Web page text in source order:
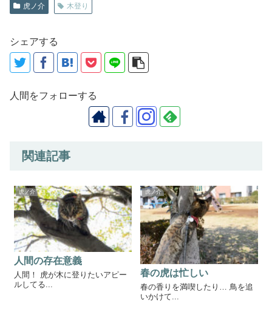
虎ノ介 木登り
シェアする
人間をフォローする
関連記事
虎ノ介
人間の存在意義
人間！ 虎が木に登りたいアピー
ルしてる...
虎ノ介
春の虎は忙しい
春の香りを満喫したり… 鳥を追
いかけて...